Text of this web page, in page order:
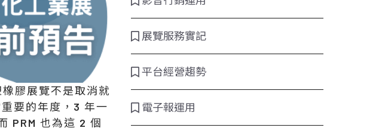
膠展覽不是取消就
要的年度，3 年一
PRM 也為這 2 個
展覽服務實記
平台經營趨勢
電子報運用